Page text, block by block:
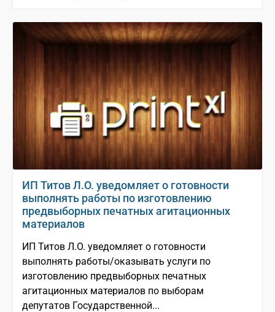
ИП Титов Л.О. уведомляет о готовности
выполнять работы по изготовлению
предвыборных печатных агитационных
материалов
ИП Титов Л.О. уведомляет о готовности
выполнять работы/оказывать услуги по
изготовлению предвыборных печатных
агитационных материалов по выборам
депутатов Государственной...